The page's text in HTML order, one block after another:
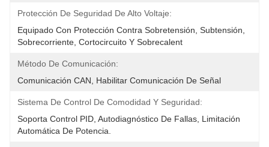
Protección De Seguridad De Alto Voltaje:
Equipado Con Protección Contra Sobretensión, Subtensión,
Sobrecorriente, Cortocircuito Y Sobrecalent
Método De Comunicación:
Comunicación CAN, Habilitar Comunicación De Señal
Sistema De Control De Comodidad Y Seguridad:
Soporta Control PID, Autodiagnóstico De Fallas, Limitación
Automática De Potencia.